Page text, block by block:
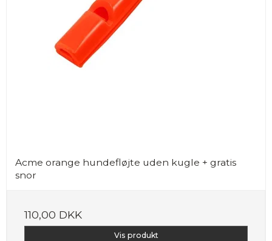
Acme orange hundefløjte uden kugle + gratis
snor
110,00 DKK
Vis produkt